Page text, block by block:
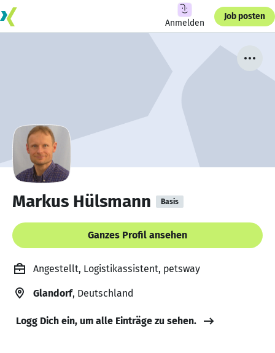
Anmelden
Job posten
Markus Hülsmann Basis
Ganzes Profil ansehen
Angestellt, Logistikassistent, petsway
Glandorf, Deutschland
Logg Dich ein, um alle Einträge zu sehen.